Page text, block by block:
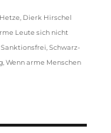
Dierk Hirschel
Leute sich nicht
,Schwarz-
,Wenn arme Menschen